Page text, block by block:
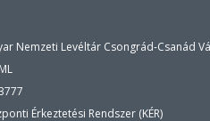
Nemzeti Levéltár Csongrád-Csanád
Érkeztetési Rendszer (KÉR)